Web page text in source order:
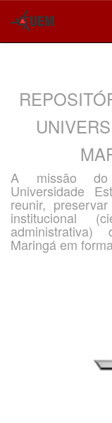
A missão do
Universidade
reunir,
institucional
Maringá em